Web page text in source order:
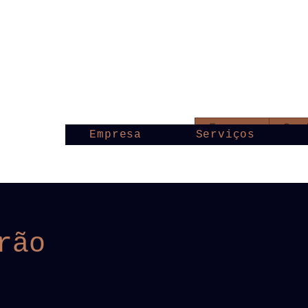
Empresa Serviços
Empresa